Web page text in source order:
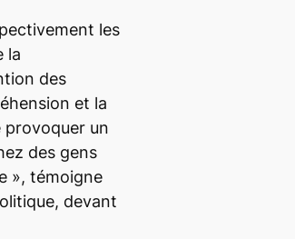
les
la
des
et la
provoquer un
des gens
», témoigne
devant